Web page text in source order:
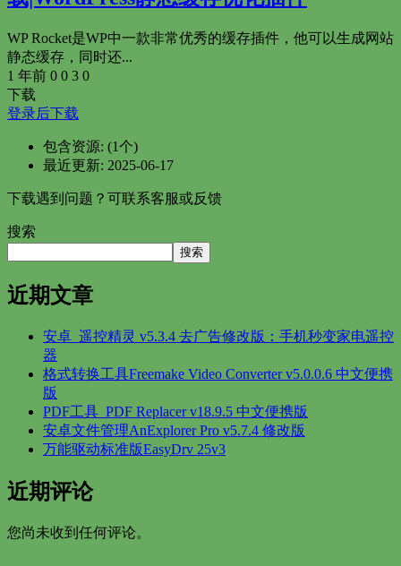
WP Rocket是WP中一款非常优秀的缓存插件，他可以生成网站
静态缓存，同时还...
1 年前 0 0 3 0
下载
登录后下载
包含资源: (1个)
最近更新: 2025-06-17
下载遇到问题？可联系客服或反馈
搜索
搜索
近期文章
安卓_遥控精灵 v5.3.4 去广告修改版：手机秒变家电遥控
器
格式转换工具Freemake Video Converter v5.0.0.6 中文便携
版
PDF工具_PDF Replacer v18.9.5 中文便携版
安卓文件管理AnExplorer Pro v5.7.4 修改版
万能驱动标准版EasyDrv 25v3
近期评论
您尚未收到任何评论。